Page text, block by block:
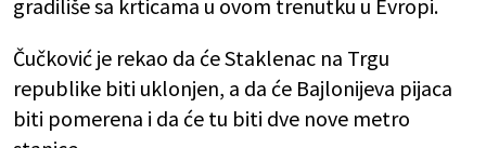
gradiliše sa krticama u ovom trenutku u Evropi.
Čučković je rekao da će Staklenac na Trgu
republike biti uklonjen, a da će Bajlonijeva pijaca
biti pomerena i da će tu biti dve nove metro